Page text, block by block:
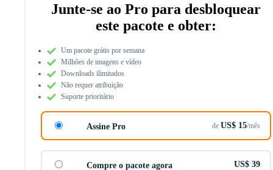
Junte-se ao Pro para desbloquear
este pacote e obter:
Um pacote grátis por semana
Milhões de imagens e vídeo
Downloads ilimitados
Não requer atribuição
Suporte prioritário
Assine Pro de US$ 15/mês
Compre o pacote agora US$ 39